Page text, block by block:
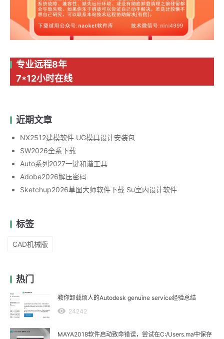
专业远程8年
7*12小时在线
近期文章
NX2512建模软件 UG模具设计安装包
SW2026全系下载
Auto系列2027一键和谐工具
Adobe2026解压密码
Sketchup2026草图大师软件下载 Su室内设计软件
标签
CAD机械版
热门
教你卸载烦人的Autodesk genuine service经验总结
24242
MAYA2018软件启动致命错误，尝试在C:/Users.ma中保存